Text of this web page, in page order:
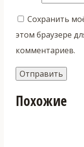
Сохранить
этом браузере
комментариев.
Похожие